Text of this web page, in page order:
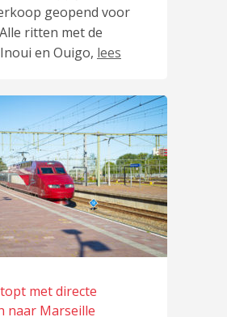
geopend voor
ritten met de
Inoui en Ouigo, lees
met directe
naar Marseille